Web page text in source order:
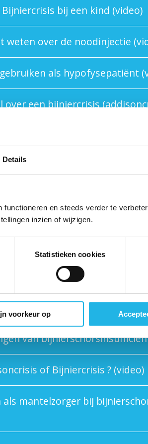
Details
en steeds verder te
inzien of wijzigen.
Statistieken cookies
voorkeur op
bij een kind (video)
weten over de noodinjectie
als hypofysepatiënt
over een bijniercrisis
zet je noodinjectie (video)
bijnierschorsinsufficiëntie
van
of Bijniercrisis ? (video)
als mantelzorger bij